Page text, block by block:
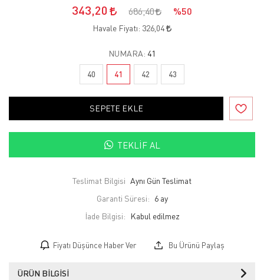
343,20
686,40 %50
Havale Fiyatı: 326,04
NUMARA: 41
40 41 42 43
SEPETE EKLE
TEKLIF AL
Teslimat Bilgisi Aynı Gün Teslimat
Garanti Süresi: 6 ay
İade Bilgisi:
Fiyatı Düşünce Haber Ver Bu Ürünü Paylaş
ÜRÜN BILGISI